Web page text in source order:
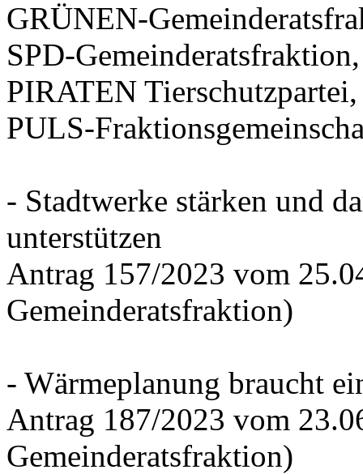
GRÜNEN-
SPD-
PIRATEN Tierschutzpartei,
PULS-
- Stadtwerke stärken und
unterstützen
Antrag 157/2023 vom
Gemeinderatsfraktion)
- Wärmeplanung braucht
Antrag 187/2023 vom
Gemeinderatsfraktion)